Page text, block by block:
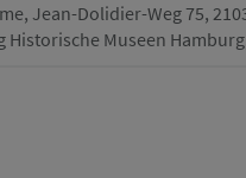
Jean-Dolidier-Weg 75,
Museen